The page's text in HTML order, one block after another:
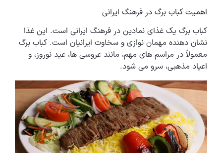
اهمیت کباب برگ در فرهنگ ایرانی
کباب برگ یک غذای نمادین در فرهنگ ایرانی است. این غذا
نشان دهنده مهمان نوازی و سخاوت ایرانیان است. کباب برگ
معمولاً در مراسم های مهم، مانند عروسی ها، عید نوروز، و
اعیاد مذهبی، سرو می شود.